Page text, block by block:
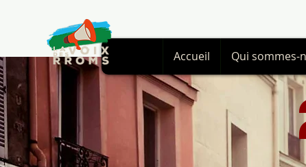
Accueil Qui sommes-